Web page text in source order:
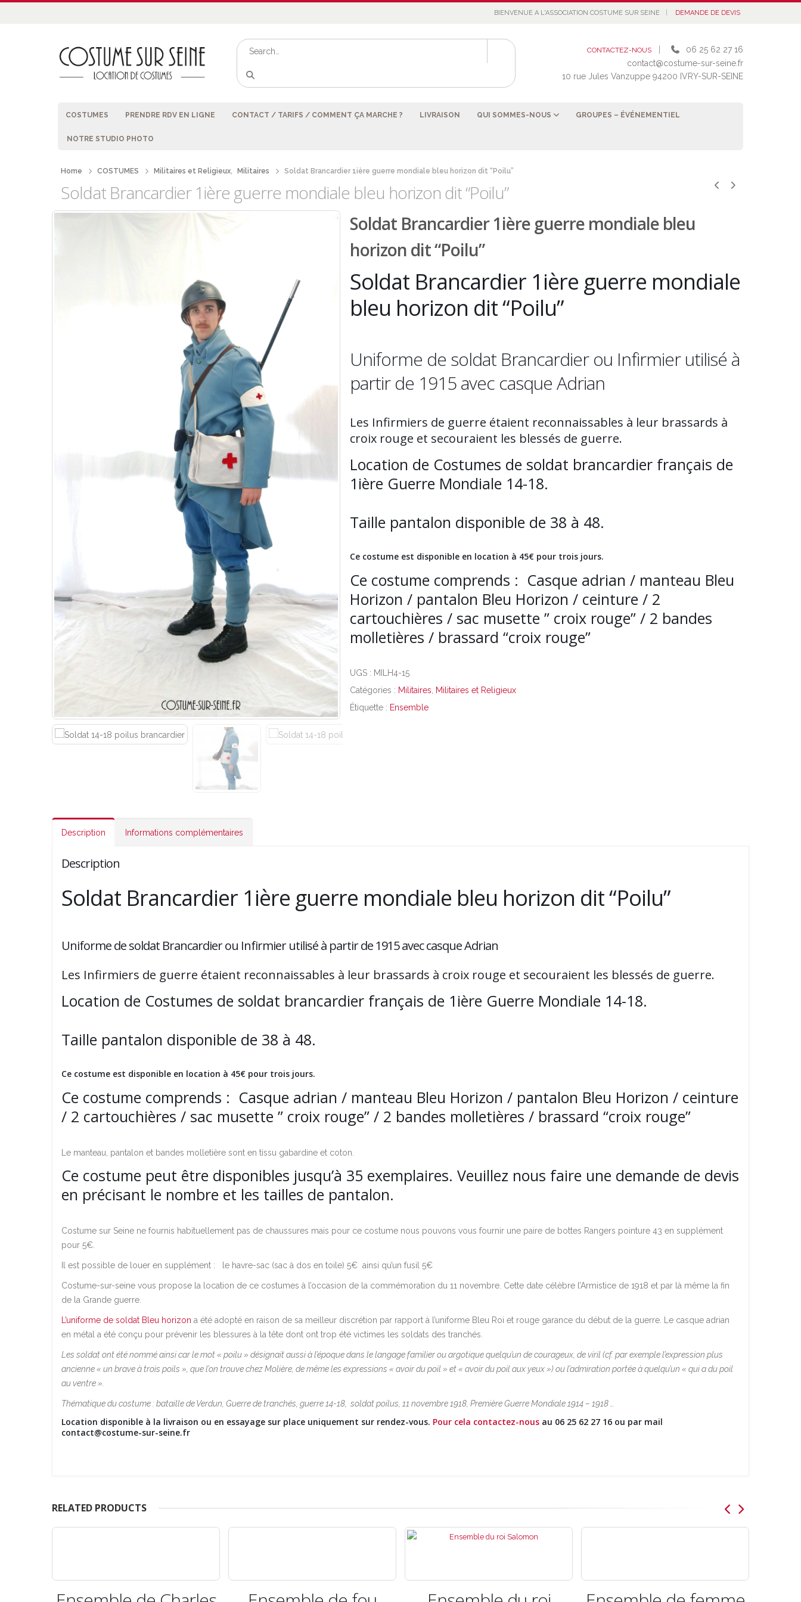
BIENVENUE A L'ASSOCIATION COSTUME SUR SEINE DEMANDE DE DEVIS
CONTACTEZ-NOUS
06 25 62 27 16
contact@costume-sur-seine.fr
10 rue Jules Vanzuppe 94200 IVRY-SUR-SEINE
COSTUMES PRENDRE RDV EN LIGNE CONTACT / TARIFS / COMMENT ÇA MARCHE ? LIVRAISON QUI SOMMES-NOUS GROUPES – ÉVÉNEMENTIEL
NOTRE STUDIO PHOTO
Home COSTUMES Militaires et Religieux, Militaires Soldat Brancardier 1ière guerre mondiale bleu horizon dit “Poilu”
Soldat Brancardier 1ière guerre mondiale bleu horizon dit “Poilu”
Soldat Brancardier 1ière guerre mondiale bleu
horizon dit “Poilu”
Soldat Brancardier 1ière guerre mondiale
bleu horizon dit “Poilu”
Uniforme de soldat Brancardier ou Infirmier utilisé à
partir de 1915 avec casque Adrian
Les Infirmiers de guerre étaient reconnaissables à leur brassards à
croix rouge et secouraient les blessés de guerre.
Location de Costumes de soldat brancardier français de
1ière Guerre Mondiale 14-18.
Taille pantalon disponible de 38 à 48.
Ce costume est disponible en location à 45€ pour trois jours.
Ce costume comprends : Casque adrian / manteau Bleu
Horizon / pantalon Bleu Horizon / ceinture / 2
cartouchières / sac musette ” croix rouge” / 2 bandes
molletières / brassard “croix rouge”
UGS : MILH4-15
Catégories : Militaires
Militaires et Religieux
Étiquette : Ensemble
Description Informations complémentaires
Description
Soldat Brancardier 1ière guerre mondiale bleu horizon dit “Poilu”
Uniforme de soldat Brancardier ou Infirmier utilisé à partir de 1915 avec casque Adrian
Les Infirmiers de guerre étaient reconnaissables à leur brassards à croix rouge et secouraient les blessés de guerre.
Location de Costumes de soldat brancardier français de 1ière Guerre Mondiale 14-18.
Taille pantalon disponible de 38 à 48.
Ce costume est disponible en location à 45€ pour trois jours.
Ce costume comprends : Casque adrian / manteau Bleu Horizon / pantalon Bleu Horizon / ceinture
/ 2 cartouchières / sac musette ” croix rouge” / 2 bandes molletières / brassard “croix rouge”
Le manteau, pantalon et bandes molletière sont en tissu gabardine et coton.
Ce costume peut être disponibles jusqu’à 35 exemplaires. Veuillez nous faire une demande de devis
en précisant le nombre et les tailles de pantalon.
Costume sur Seine ne fournis habituellement pas de chaussures mais pour ce costume nous pouvons vous fournir une paire de bottes Rangers pointure 43 en supplément
pour 5€.
Il est possible de louer en supplément : le havre-sac (sac à dos en toile) 5€ ainsi qu’un fusil 5€
Costume-sur-seine vous propose la location de ce costumes à l’occasion de la commémoration du 11 novembre. Cette date célèbre l’Armistice de 1918 et par là même la fin
de la Grande guerre.
L’uniforme de soldat Bleu horizon a été adopté en raison de sa meilleur discrétion par rapport à l’uniforme Bleu Roi et rouge garance du début de la guerre. Le casque adrian
en métal a été conçu pour prévenir les blessures à la tête dont ont trop été victimes les soldats des tranchés.
Les soldat ont été nommé ainsi car le mot « poilu » désignait aussi à l’époque dans le langage familier ou argotique quelqu’un de courageux, de viril (cf. par exemple l’expression plus
ancienne « un brave à trois poils », que l’on trouve chez Molière, de même les expressions « avoir du poil » et « avoir du poil aux yeux »)ou l’admiration portée à quelqu’un « qui a du poil
au ventre ».
Thématique du costume : bataille de Verdun, Guerre de tranchés, guerre 14-18, soldat poilus, 11 novembre 1918, Première Guerre Mondiale 1914 – 1918 …
Location disponible à la livraison ou en essayage sur place uniquement sur rendez-vous. Pour cela contactez-nous au 06 25 62 27 16 ou par mail
contact@costume-sur-seine.fr
RELATED PRODUCTS